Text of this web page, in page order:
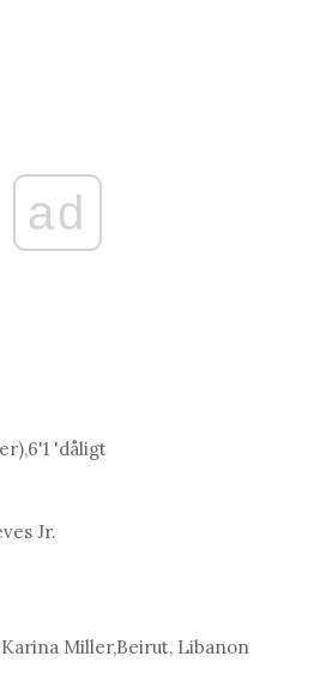
ad
),6'1 'dåligt
Jr.
Karina Miller,Beirut, Libanon